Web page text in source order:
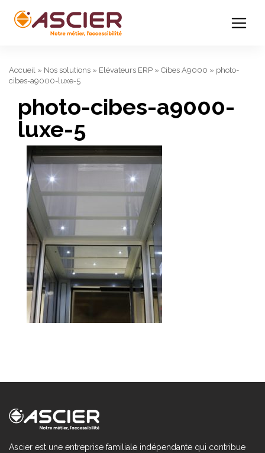
Accueil » Nos solutions » Elévateurs ERP » Cibes A9000 » photo-
cibes-a9000-luxe-5
photo-cibes-a9000-
luxe-5
Ascier est une entreprise familiale indépendante qui contribue